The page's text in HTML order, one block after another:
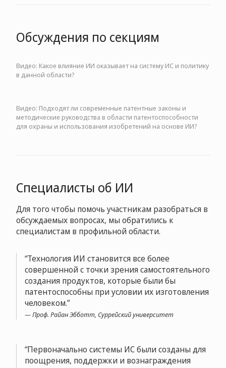
Обсуждения по секциям
Видео: Какое влияние ИИ оказывает на систему ИС и политику
в данной области?
Видео: Подходят ли современные патентные законы и
методические руководства в области патентоспособности
для охраны и использования изобретений на основе ИИ?
Специалисты об ИИ
Для того чтобы помочь участникам разобраться в
обсуждаемых вопросах, мы обратились к
специалистам в профильной области.
Технология ИИ становится все более
совершенной с точки зрения самостоятельного
создания продуктов, которые были бы
патентоспособны при условии их изготовления
человеком.
Проф. Райан Эбботт, Суррейский университет
Первоначально системы ИС были созданы для
поощрения, поддержки и вознаграждения